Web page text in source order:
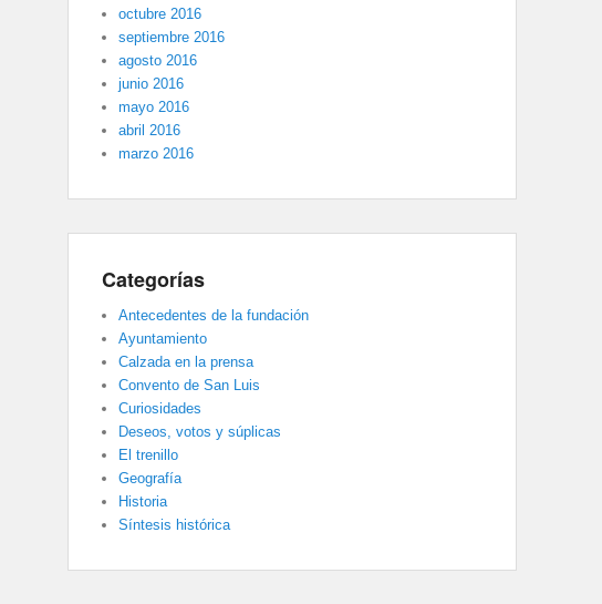
octubre 2016
septiembre 2016
agosto 2016
junio 2016
mayo 2016
abril 2016
marzo 2016
Categorías
Antecedentes de la fundación
Ayuntamiento
Calzada en la prensa
Convento de San Luis
Curiosidades
Deseos, votos y súplicas
El trenillo
Geografía
Historia
Síntesis histórica